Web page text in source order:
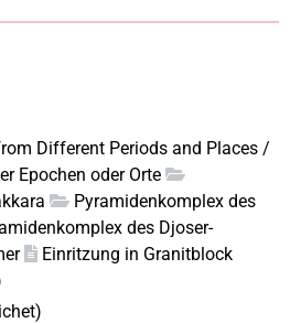
Different Periods and Places /
Epochen oder Orte
Pyramidenkomplex des
des Djoser-
Einritzung in Granitblock